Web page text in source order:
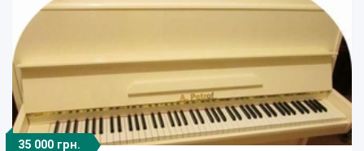
35 000 грн.
777 грн.
5 500 грн.
35 000 грн. 27 000 грн.
5 500 грн.
45 грн.
27 000 грн.
35 000 грн.
777 грн.